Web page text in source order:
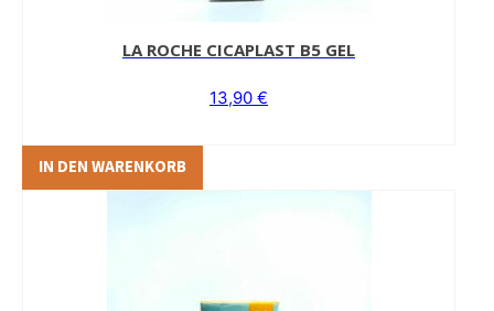
LA ROCHE CICAPLAST B5 GEL
13,90 €
IN DEN WARENKORB